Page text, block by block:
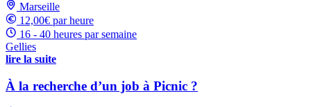
Marseille
12,00€ par heure
16 - 40 heures par semaine
Gellies
lire la suite
À la recherche d’un job à Picnic ?